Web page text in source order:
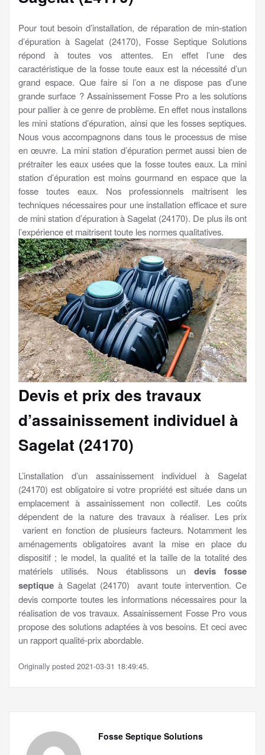
Pour tout besoin d’installation, de réparation de min-station
d’épuration à Sagelat (24170), Fosse Septique Solutions
répond à toutes vos attentes. En effet l’une des
caractéristique de la fosse toute eaux est la nécessité d’un
grand espace. Que faire si l’on a ne dispose pas d’une
grande surface ? Assainissement Fosse Pro a les solutions
pour pallier à ce genre de problème. En effet nous installons
les mini stations d’épuration, ainsi que les fosses septiques.
Nous vous accompagnons dans tous le processus de mise
en œuvre. La mini station d’épuration permet aussi bien de
prétraiter les eaux usées que la fosse toutes eaux. La mini
station d’épuration est moins gourmand en espace que la
fosse toutes eaux. Nos professionnels maitrisent les
techniques nécessaires pour une installation efficace et sure
de mini station d’épuration à Sagelat (24170). De plus ils ont
l’expérience et maitrisent toute les normes qualitatives.
Devis et prix des travaux
d’assainissement individuel à
Sagelat (24170)
L’installation d’un assainissement individuel à Sagelat
(24170) est obligatoire si votre propriété est située dans un
emplacement à assainissement non collectif. Les coûts
dépendent de la nature des travaux à réaliser. Les prix
varient en fonction de plusieurs facteurs. Notamment les
aménagements obligatoires avant la mise en place du
dispositif ; le model, la qualité et la taille de la totalité des
matériels utilisés. Nous établissons un devis fosse
septique à Sagelat (24170) avant toute intervention. Ce
devis comporte toutes les informations nécessaires pour la
réalisation de vos travaux. Assainissement Fosse Pro vous
propose des solutions adaptées à vos besoins. Et ceci avec
un rapport qualité-prix abordable.
Originally posted 2021-03-31 18:49:45.
Fosse Septique Solutions